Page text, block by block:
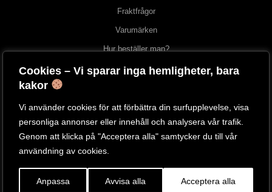
Cookies – Vi sparar inga hemligheter, bara
kakor
Vi använder cookies för att förbättra din surfupplevelse, visa
personliga annonser eller innehåll och analysera vår trafik.
Genom att klicka på "Acceptera alla" samtycker du till vår
användning av cookies.
Anpassa Avvisa alla Acceptera alla
Fraktfrågor
Varumärken
Hur beställer man?
OM OSS
Besök vår butik
Jobba hos oss